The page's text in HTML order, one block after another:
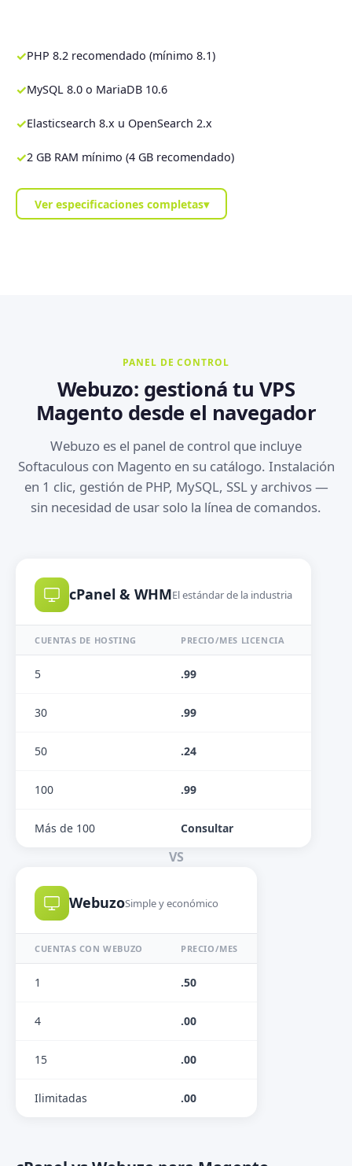
✓PHP 8.2 recomendado (mínimo 8.1)
✓MySQL 8.0 o MariaDB 10.6
✓Elasticsearch 8.x u OpenSearch 2.x
✓2 GB RAM mínimo (4 GB recomendado)
Ver especificaciones completas▾
PANEL DE CONTROL
Webuzo: gestioná tu VPS
Magento desde el navegador
Webuzo es el panel de control que incluye
Softaculous con Magento en su catálogo. Instalación
en 1 clic, gestión de PHP, MySQL, SSL y archivos —
sin necesidad de usar solo la línea de comandos.
cPanel & WHMEl estándar de la industria
CUENTAS DE HOSTING PRECIO/MES LICENCIA
5 .99
30 .99
50 .24
100 .99
Más de 100 Consultar
VS
WebuzoSimple y económico
CUENTAS CON WEBUZO PRECIO/MES
1 .50
4 .00
15 .00
Ilimitadas .00